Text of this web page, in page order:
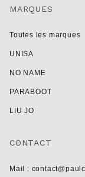
MARQUES
Toutes les marques
UNISA
NO NAME
PARABOOT
LIU JO
CONTACT
Mail :